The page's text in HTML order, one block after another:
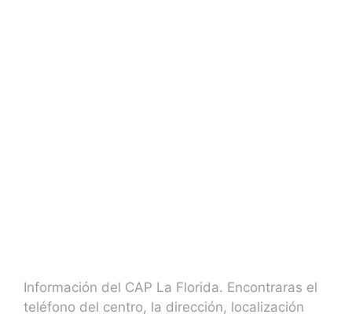
Información del CAP La Florida. Encontraras el
teléfono del centro, la dirección, localización